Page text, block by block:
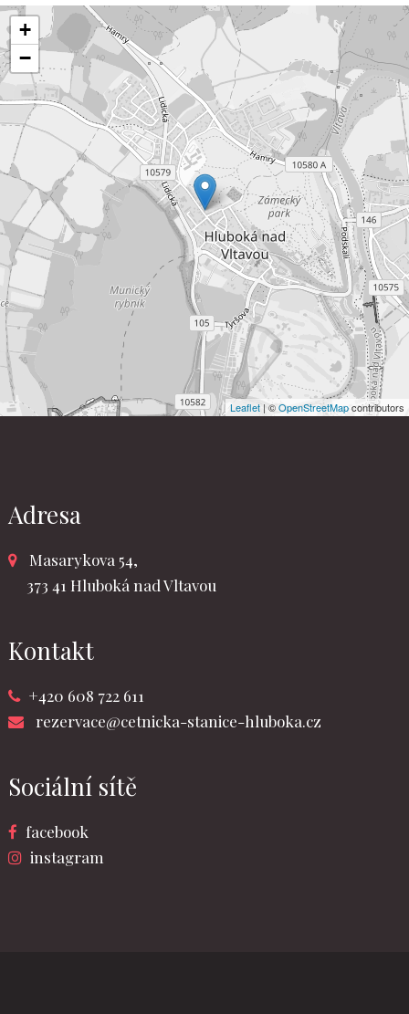
+
−
Leaflet| ©OpenStreetMapcontributors
Adresa
Masarykova 54,
373 41 Hluboká nad Vltavou
Kontakt
+420 608 722 611
rezervace@cetnicka-stanice-hluboka.cz
Sociální sítě
facebook
instagram